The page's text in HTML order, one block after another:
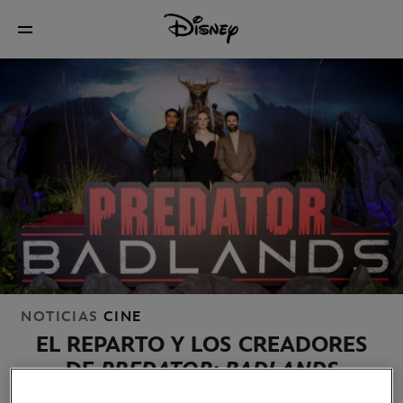
NOTICIAS CINE
EL REPARTO Y LOS CREADORES
DEPREDATOR: BADLANDS